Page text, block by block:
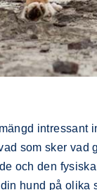
intressant
som sker vad
och den
hund på olika